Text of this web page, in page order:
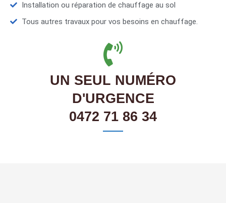
Installation ou réparation de chauffage au sol
Tous autres travaux pour vos besoins en chauffage.
UN SEUL NUMÉRO
D'URGENCE
0472 71 86 34